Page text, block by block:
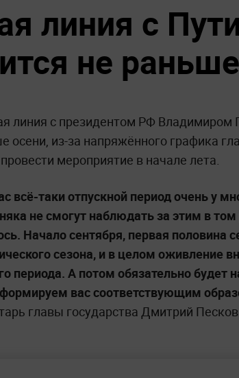
линия с
не
линия с президентом РФ Владимиром
осени, из-за напряжённого графика
мероприятие в начале лета.
всё-таки отпускной период очень у
не смогут наблюдать за этим в
Начало сентября, первая половина
сезона, и в целом оживление
периода. А потом обязательно будет
вас соответствующим
главы государства Дмитрий